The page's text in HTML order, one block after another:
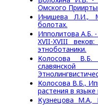
Омского
Инишева Л.И.,
болотах.
Ипполитова А.Б. -
XVII-XVIII
этноботаники.
Колосова
Колосова В.Б.,
растения в языке
Кузнецова М.А,